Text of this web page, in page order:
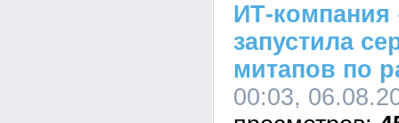
ИТ-компания
запустила
митапов по
00:03,